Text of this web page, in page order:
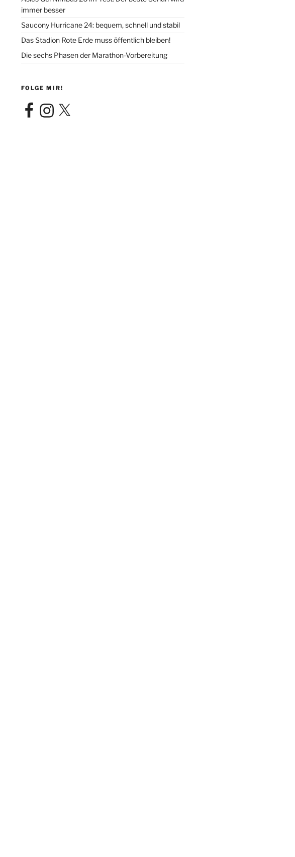
immer besser
Saucony Hurricane 24: bequem, schnell und stabil
Das Stadion Rote Erde muss öffentlich bleiben!
Die sechs Phasen der Marathon-Vorbereitung
FOLGE MIR!
FacebookInstagram
X